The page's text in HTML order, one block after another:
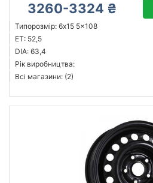
3260-3324 ₴
Типорозмір: 6x15 5x108
ET: 52,5
DIA: 63,4
Рік виробництва:
Всі магазини: (2)
Steel
ALST (KFZ)
Magnetto
Евродиск
Тип диска